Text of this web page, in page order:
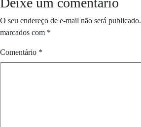
O seu endereço de e-mail não será publicado.
marcados com *
Comentário *